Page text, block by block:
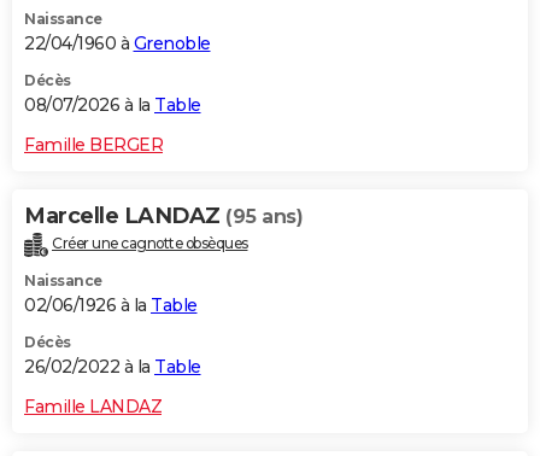
Destinations
City break
Voyage nature
Voyage de noces
Forum
Climat
+PHOTO
GUIDES D'ACHAT
Carte de Noël
Carte Bonne année
Carte Saint-Valentin
Carte Pâques
Carte d'anniversaire
DICTIONNAIRE
Dictionnaire
Biographies
Citations
Expressions
Proverbes
PROGRAMME TV
S'inscrire
Se connecter
Lycées
Collèges
Primaires
Universités
Entreprises
Service militaire
Avis de recherche
AVIS DE DÉCÈS
FORUM
Naissance
22/04/1960 à Grenoble
Décès
08/07/2026 à la Table
Famille BERGER
Marcelle LANDAZ (95 ans)
Créer une cagnotte obsèques
Naissance
02/06/1926 à la Table
Décès
26/02/2022 à la Table
Famille LANDAZ